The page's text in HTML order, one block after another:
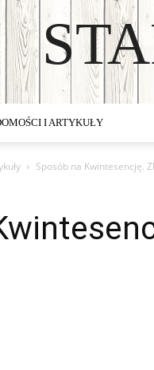
I ARTYKUŁY
Sposób na Kwintesencję.